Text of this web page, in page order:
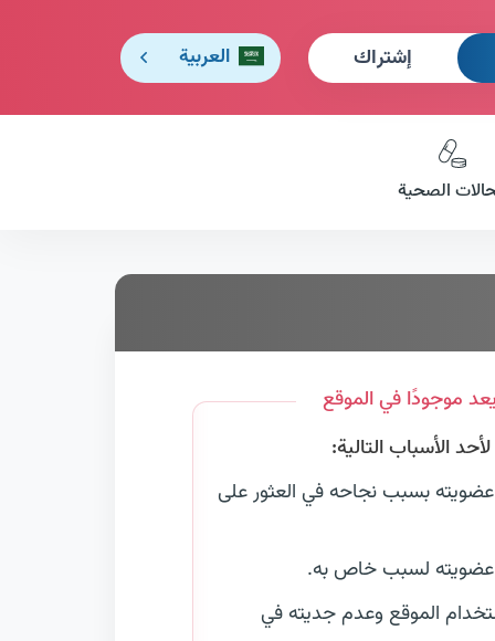
إشتراك العربية
الصحية
موجودًا في الموقع
الأسباب التالية:
بسبب نجاحه في العثور على
عضويته لسبب خاص به.
الموقع وعدم جديته في